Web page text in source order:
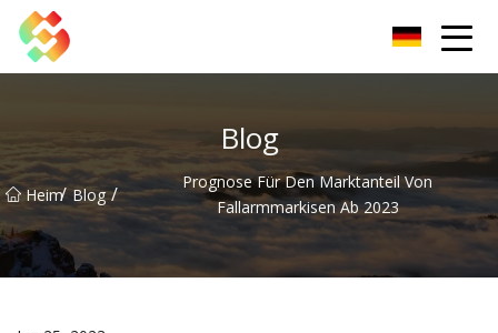
Blog
Heim/ Blog /
Prognose Für Den Marktanteil Von
Fallarmmarkisen Ab 2023